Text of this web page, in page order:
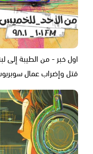
اول خبر - من الطيبة إلى
قتل وإضراب عمال سوبربوس -